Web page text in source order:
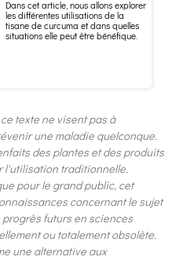
Dans cet article, nous allons explorer
les différentes utilisations de la
tisane de curcuma et dans quelles
situations elle peut être bénéfique.
texte ne visent pas à
une maladie quelconque.
des plantes et des produits
l'utilisation traditionnelle.
pour le grand public, cet
concernant le sujet
futurs en sciences
ou totalement obsolète.
une alternative aux